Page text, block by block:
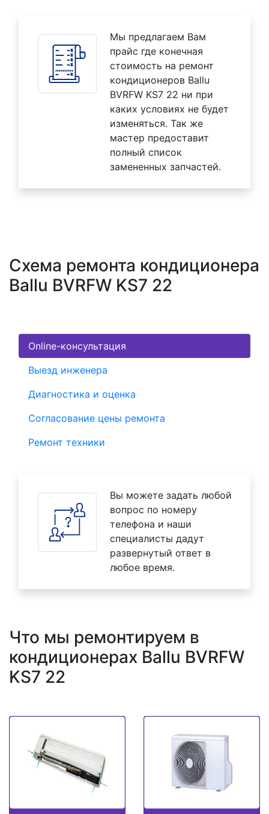
Мы предлагаем Вам
прайс где конечная
стоимость на ремонт
кондиционеров Ballu
BVRFW KS7 22 ни при
каких условиях не будет
изменяться. Так же
мастер предоставит
полный список
замененных запчастей.
Схема ремонта кондиционера
Ballu BVRFW KS7 22
Online-консультация
Выезд инженера
Диагностика и оценка
Согласование цены ремонта
Ремонт техники
Вы можете задать любой
вопрос по номеру
телефона и наши
специалисты дадут
развернутый ответ в
любое время.
Что мы ремонтируем в
кондиционерах Ballu BVRFW
KS7 22